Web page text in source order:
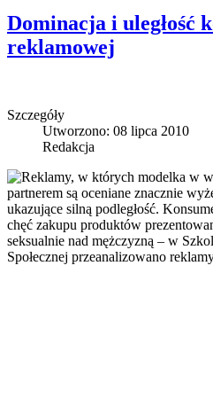
Dominacja i uległość
reklamowej
Szczegóły
Utworzono: 08 lipca 2010
Redakcja
Reklamy, w których modelka w
partnerem są oceniane znacznie
ukazujące silną podległość.
chęć zakupu produktów
seksualnie nad mężczyzną – w
Społecznej przeanalizowano